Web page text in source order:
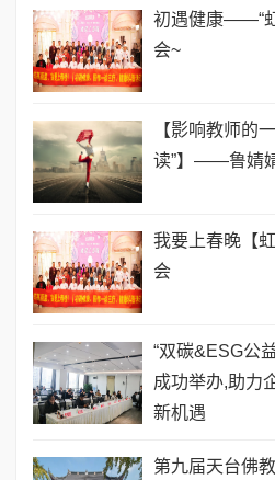
初遇健康——“
会~
【影响教师的
读”】——鲁婧
我要上春晚【
会
“双碳&ESG公
成功举办,助力
新机遇
第九届天台佛